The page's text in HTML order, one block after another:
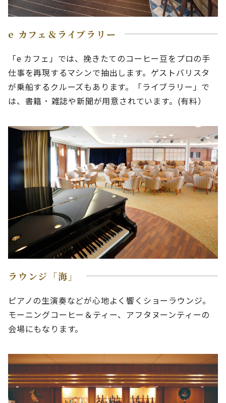
e カフェ＆ライブラリー
「e カフェ」では、挽きたてのコーヒー豆をプロの手
仕事を再現するマシンで抽出します。ゲストバリスタ
が乗船するクルーズもあります。「ライブラリー」で
は、書籍 ･ 雑誌や新聞が用意されています。(有料）
ラウンジ「海」
ピアノの生演奏などが心地よく響くショーラウンジ。
モーニングコーヒー＆ティー、アフタヌーンティーの
会場にもなります。